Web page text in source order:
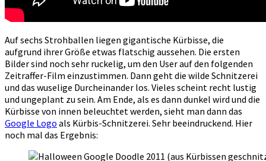
Auf sechs Strohballen liegen gigantische Kürbisse, die
aufgrund ihrer Größe etwas flatschig aussehen. Die ersten
Bilder sind noch sehr ruckelig, um den User auf den folgenden
Zeitraffer-Film einzustimmen. Dann geht die wilde Schnitzerei
und das wuselige Durcheinander los. Vieles scheint recht lustig
und ungeplant zu sein. Am Ende, als es dann dunkel wird und die
Kürbisse von innen beleuchtet werden, sieht man dann das
Google Logo als Kürbis-Schnitzerei. Sehr beeindruckend. Hier
noch mal das Ergebnis: